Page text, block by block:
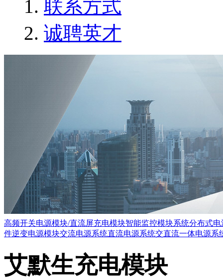
联系方式
诚聘英才
高频开关电源模块/直流屏充电模块智能监控模块系统分布式电
件逆变电源模块交流电源系统直流电源系统交直流一体电源系
艾默生充电模块